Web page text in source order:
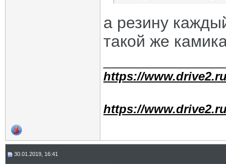
а резину
такой же
https://
https://
30.01.2019, 16:41